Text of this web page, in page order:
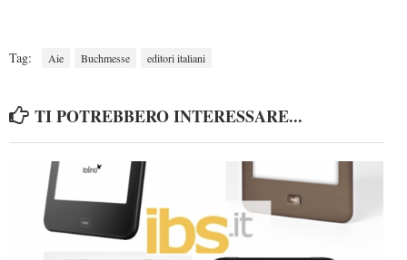
Tag: Aie Buchmesse editori italiani
TI POTREBBERO INTERESSARE...